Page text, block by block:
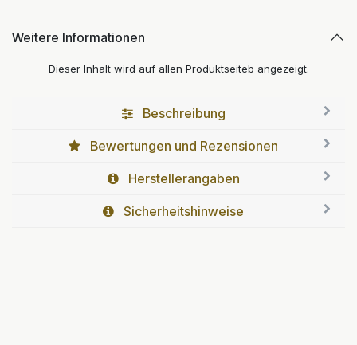
Weitere Informationen
Dieser Inhalt wird auf allen Produktseiteb angezeigt.
Beschreibung
Bewertungen und Rezensionen
Herstellerangaben
Sicherheitshinweise